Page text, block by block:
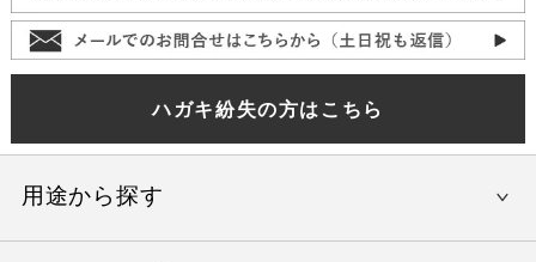
ハガキ紛失の方はこちら
用途から探す